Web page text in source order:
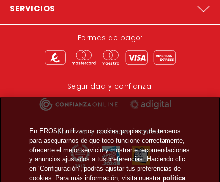
SERVICIOS
Formas de pago:
Seguridad y confianza:
Premios y reconocimientos:
En EROSKI utilizamos cookies propias y de terceros
para asegurarnos de que todo funcione correctamente,
ofrecerte el mejor servicio y mostrarte recomendaciones
y anuncios ajustados a tus preferencias. Haciendo clic
en ‘Configuración’, podrás ajustar tus preferencias de
cookies. Para más información, visita nuestra política